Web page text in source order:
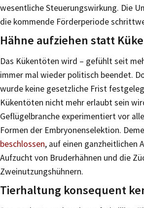
wesentliche Steuerungswirkung. Die
die kommende Förderperiode
Hähne aufziehen statt
Das Kükentöten wird – gefühlt seit
immer mal wieder politisch beendet.
wurde keine gesetzliche Frist
Kükentöten nicht mehr erlaubt sein
Geflügelbranche experimentiert vor
Formen der Embryonenselektion.
beschlossen, auf einen ganzheitlichen
Aufzucht von Bruderhähnen und die
Zweinutzungshühnern.
Tierhaltung konsequent